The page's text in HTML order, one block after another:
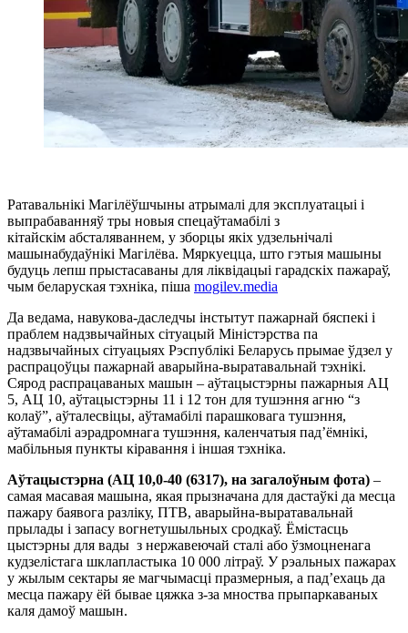
Ратавальнікі Магілёўшчыны атрымалі для эксплуатацыі і
выпрабаванняў тры новыя спецаўтамабілі з
кітайскім абсталяваннем, у зборцы якіх удзельнічалі
машынабудаўнікі Магілёва. Мяркуецца, што гэтыя машыны
будуць лепш прыстасаваны для ліквідацыі гарадскіх пажараў,
чым беларуская тэхніка, пiша mogilev.media
Да ведама, навукова-даследчы інстытут пажарнай бяспекі і
праблем надзвычайных сітуацый Міністэрства па
надзвычайных сітуацыях Рэспублікі Беларусь прымае ўдзел у
распрацоўцы пажарнай аварыйна-выратавальнай тэхнікі.
Сярод распрацаваных машын – аўтацыстэрны пажарныя АЦ
5, АЦ 10, аўтацыстэрны 11 і 12 тон для тушэння агню “з
колаў”, аўталесвіцы, аўтамабілі парашковага тушэння,
аўтамабілі аэрадромнага тушэння, каленчатыя пад’ёмнікі,
мабільныя пункты кіравання і іншая тэхніка.
Аўтацыстэрна (АЦ 10,0-40 (6317), на загалоўным фота) –
самая масавая машына, якая прызначана для дастаўкі да месца
пажару баявога разліку, ПТВ, аварыйна-выратавальнай
прылады і запасу вогнетушыльных сродкаў. Ёмістасць
цыстэрны для вады з нержавеючай сталі або ўзмоцненага
кудзелістага шклапластыка 10 000 літраў. У рэальных пажарах
у жылым сектары яе магчымасці празмерныя, а пад’ехаць да
месца пажару ёй бывае цяжка з-за мноства прыпаркаваных
каля дамоў машын.